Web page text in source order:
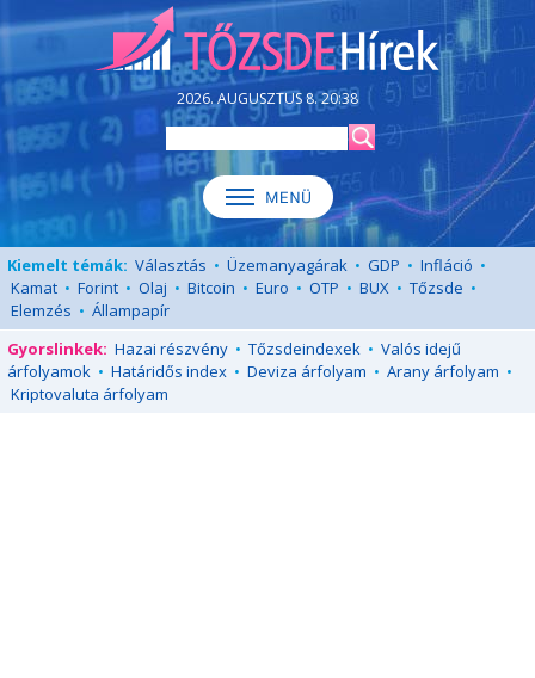
2026. AUGUSZTUS 8. 20:38
Kiemelt témák: Választás • Üzemanyagárak • GDP • Infláció •
Kamat • Forint • Olaj • Bitcoin • Euro • OTP • BUX • Tőzsde •
Elemzés • Állampapír
Gyorslinkek: Hazai részvény • Tőzsdeindexek • Valós idejű
árfolyamok • Határidős index • Deviza árfolyam • Arany árfolyam •
Kriptovaluta árfolyam